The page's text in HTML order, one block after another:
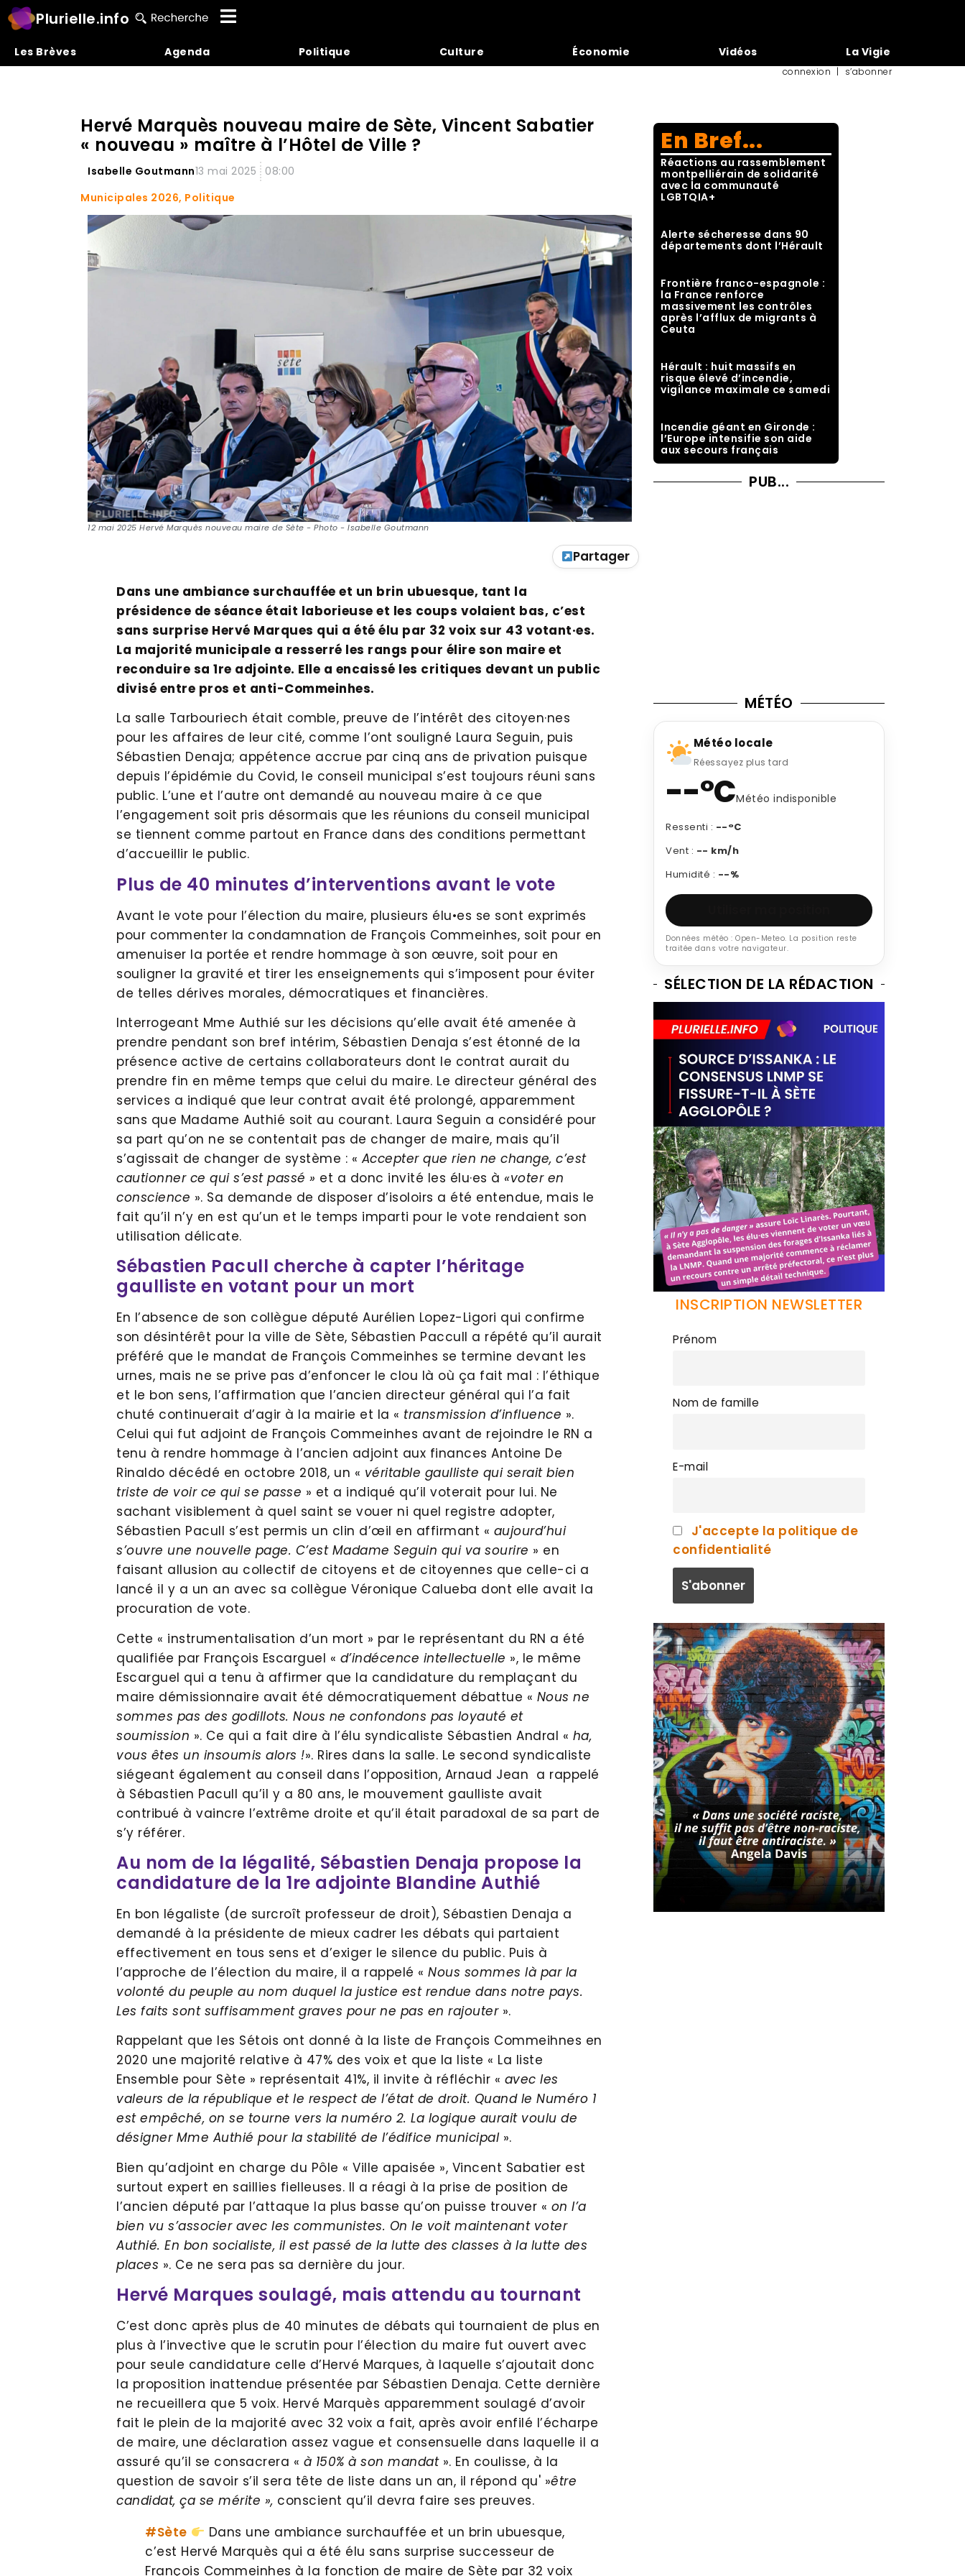
Plurielle.info
Les Brèves Agenda Politique Culture Économie Vidéos La Vigie
connexion | s’abonner
Hervé Marquès nouveau maire de Sète, Vincent Sabatier
« nouveau » maître à l’Hôtel de Ville ?
Isabelle Goutmann13 mai 2025
08:00
Municipales 2026, Politique
12 mai 2025 Hervé Marquès nouveau maire de Sète - Photo - Isabelle Goutmann
Partager
Dans une ambiance surchauffée et un brin ubuesque, tant la
présidence de séance était laborieuse et les coups volaient bas, c’est
sans surprise Hervé Marques qui a été élu par 32 voix sur 43 votant·es.
La majorité municipale a resserré les rangs pour élire son maire et
reconduire sa 1re adjointe. Elle a encaissé les critiques devant un public
divisé entre pros et anti-Commeinhes.
La salle Tarbouriech était comble, preuve de l’intérêt des citoyen·nes
pour les affaires de leur cité, comme l’ont souligné Laura Seguin, puis
Sébastien Denaja; appétence accrue par cinq ans de privation puisque
depuis l’épidémie du Covid, le conseil municipal s’est toujours réuni sans
public. L’une et l’autre ont demandé au nouveau maire à ce que
l’engagement soit pris désormais que les réunions du conseil municipal
se tiennent comme partout en France dans des conditions permettant
d’accueillir le public.
Plus de 40 minutes d’interventions avant le vote
Avant le vote pour l’élection du maire, plusieurs élu•es se sont exprimés
pour commenter la condamnation de François Commeinhes, soit pour en
amenuiser la portée et rendre hommage à son œuvre, soit pour en
souligner la gravité et tirer les enseignements qui s’imposent pour éviter
de telles dérives morales, démocratiques et financières.
Interrogeant Mme Authié sur les décisions qu’elle avait été amenée à
prendre pendant son bref intérim, Sébastien Denaja s’est étonné de la
présence active de certains collaborateurs dont le contrat aurait du
prendre fin en même temps que celui du maire. Le directeur général des
services a indiqué que leur contrat avait été prolongé, apparemment
sans que Madame Authié soit au courant. Laura Seguin a considéré pour
sa part qu’on ne se contentait pas de changer de maire, mais qu’il
s’agissait de changer de système : « Accepter que rien ne change, c’est
cautionner ce qui s’est passé » et a donc invité les élu·es à «voter en
conscience ». Sa demande de disposer d’isoloirs a été entendue, mais le
fait qu’il n’y en est qu’un et le temps imparti pour le vote rendaient son
utilisation délicate.
Sébastien Pacull cherche à capter l’héritage
gaulliste en votant pour un mort
En l’absence de son collègue député Aurélien Lopez-Ligori qui confirme
son désintérêt pour la ville de Sète, Sébastien Paccull a répété qu’il aurait
préféré que le mandat de François Commeinhes se termine devant les
urnes, mais ne se prive pas d’enfoncer le clou là où ça fait mal : l’éthique
et le bon sens, l’affirmation que l’ancien directeur général qui l’a fait
chuté continuerait d’agir à la mairie et la « transmission d’influence ».
Celui qui fut adjoint de François Commeinhes avant de rejoindre le RN a
tenu à rendre hommage à l’ancien adjoint aux finances Antoine De
Rinaldo décédé en octobre 2018, un « véritable gaulliste qui serait bien
triste de voir ce qui se passe » et a indiqué qu’il voterait pour lui. Ne
sachant visiblement à quel saint se vouer ni quel registre adopter,
Sébastien Pacull s’est permis un clin d’œil en affirmant « aujourd’hui
s’ouvre une nouvelle page. C’est Madame Seguin qui va sourire » en
faisant allusion au collectif de citoyens et de citoyennes que celle-ci a
lancé il y a un an avec sa collègue Véronique Calueba dont elle avait la
procuration de vote.
Cette « instrumentalisation d’un mort » par le représentant du RN a été
qualifiée par François Escarguel « d’indécence intellectuelle », le même
Escarguel qui a tenu à affirmer que la candidature du remplaçant du
maire démissionnaire avait été démocratiquement débattue « Nous ne
sommes pas des godillots. Nous ne confondons pas loyauté et
soumission ». Ce qui a fait dire à l’élu syndicaliste Sébastien Andral « ha,
vous êtes un insoumis alors !». Rires dans la salle. Le second syndicaliste
siégeant également au conseil dans l’opposition, Arnaud Jean a rappelé
à Sébastien Pacull qu’il y a 80 ans, le mouvement gaulliste avait
contribué à vaincre l’extrême droite et qu’il était paradoxal de sa part de
s’y référer.
Au nom de la légalité, Sébastien Denaja propose la
candidature de la 1re adjointe Blandine Authié
En bon légaliste (de surcroît professeur de droit), Sébastien Denaja a
demandé à la présidente de mieux cadrer les débats qui partaient
effectivement en tous sens et d’exiger le silence du public. Puis à
l’approche de l’élection du maire, il a rappelé « Nous sommes là par la
volonté du peuple au nom duquel la justice est rendue dans notre pays.
Les faits sont suffisamment graves pour ne pas en rajouter».
Rappelant que les Sétois ont donné à la liste de François Commeihnes en
2020 une majorité relative à 47% des voix et que la liste « La liste
Ensemble pour Sète » représentait 41%, il invite à réfléchir « avec les
valeurs de la république et le respect de l’état de droit. Quand le Numéro 1
est empêché, on se tourne vers la numéro 2. La logique aurait voulu de
désigner Mme Authié pour la stabilité de l’édifice municipal».
Bien qu’adjoint en charge du Pôle « Ville apaisée », Vincent Sabatier est
surtout expert en saillies fielleuses. Il a réagi à la prise de position de
l’ancien député par l’attaque la plus basse qu’on puisse trouver « on l’a
bien vu s’associer avec les communistes. On le voit maintenant voter
Authié. En bon socialiste, il est passé de la lutte des classes à la lutte des
places ». Ce ne sera pas sa dernière du jour.
Hervé Marques soulagé, mais attendu au tournant
C’est donc après plus de 40 minutes de débats qui tournaient de plus en
plus à l’invective que le scrutin pour l’élection du maire fut ouvert avec
pour seule candidature celle d’Hervé Marques, à laquelle s’ajoutait donc
la proposition inattendue présentée par Sébastien Denaja. Cette dernière
ne recueillera que 5 voix. Hervé Marquès apparemment soulagé d’avoir
fait le plein de la majorité avec 32 voix a fait, après avoir enfilé l’écharpe
de maire, une déclaration assez vague et consensuelle dans laquelle il a
assuré qu’il se consacrera « à 150% à son mandat». En coulisse, à la
question de savoir s’il sera tête de liste dans un an, il répond qu' »être
candidat, ça se mérite », conscient qu’il devra faire ses preuves.
#Sète
Dans une ambiance surchauffée et un brin ubuesque,
c’est Hervé Marquès qui a été élu sans surprise successeur de
François Commeinhes à la fonction de maire de Sète par 32 voix
En Bref...
Réactions au rassemblement
montpelliérain de solidarité
avec la communauté
LGBTQIA+
Alerte sécheresse dans 90
départements dont l’Hérault
Frontière franco-espagnole :
la France renforce
massivement les contrôles
après l’afflux de migrants à
Ceuta
Hérault : huit massifs en
risque élevé d’incendie,
vigilance maximale ce samedi
Incendie géant en Gironde :
l’Europe intensifie son aide
aux secours français
PUB...
MÉTÉO
Météo locale
Réessayez plus tard
--°CMétéo indisponible
Ressenti : --°C
Vent : -- km/h
Humidité : --%
Données météo : Open-Meteo. La position reste
traitée dans votre navigateur.
SÉLECTION DE LA RÉDACTION
INSCRIPTION NEWSLETTER
Prénom
Nom de famille
E-mail
J'accepte la politique de
confidentialité